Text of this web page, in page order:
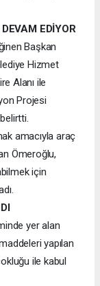
EDİYOR
Başkan
Hizmet
Alanı ile
Projesi
amacıyla araç
Ömeroğlu,
için
yer alan
yapılan
ile kabul